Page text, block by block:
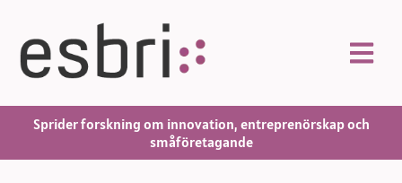
Sprider forskning om innovation, entreprenörskap och
småföretagande